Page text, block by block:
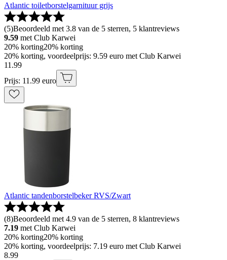
Atlantic toiletborstelgarnituur grijs
(5)Beoordeeld met 3.8 van de 5 sterren, 5 klantreviews
9.59 met Club Karwei
20% korting20% korting
20% korting, voordeelprijs: 9.59 euro met Club Karwei
11 .99
Prijs: 11.99 euro
Atlantic tandenborstelbeker RVS/Zwart
(8)Beoordeeld met 4.9 van de 5 sterren, 8 klantreviews
7.19 met Club Karwei
20% korting20% korting
20% korting, voordeelprijs: 7.19 euro met Club Karwei
8.99